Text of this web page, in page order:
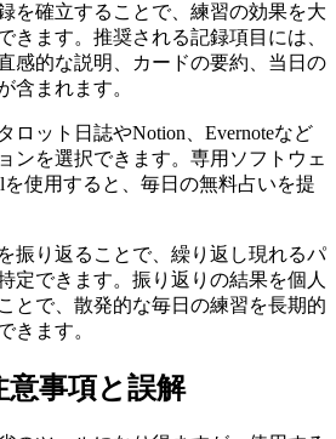
を確立することで、練習の効果を大
きます。推奨される記録項目には、
感的な説明、カードの要約、当日の
含まれます。
ロット日誌やNotion、Evernoteなど
ンを選択できます。専用ソフトウェ
を使用すると、毎日の無料占いを提
振り返ることで、繰り返し現れるパ
定できます。振り返りの結果を個人
とで、散発的な毎日の練習を長期的
きます。
事項と誤解